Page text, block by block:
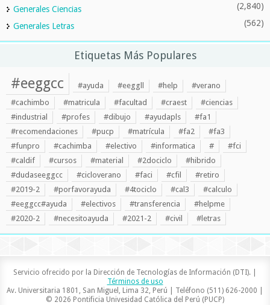
Generales Ciencias (2,840)
Generales Letras (562)
Etiquetas Más Populares
#eeggcc #ayuda #eeggll #help
#verano
#cachimbo
#matricula #facultad #craest
#ciencias
#industrial
#profes #dibujo #ayudapls
#fa1
#recomendaciones
#pucp #matrícula #fa2
#fa3
#funpro
#cachimba #electivo #informatica #
#fci
#caldif
#cursos #material #2dociclo
#hibrido
#dudaseeggcc
#cicloverano #faci #cfil
#retiro
#2019-2
#porfavorayuda #4tociclo #cal3
#calculo
#eeggcc#ayuda
#electivos #transferencia
#helpme
#2020-2
#necesitoayuda #2021-2 #civil #letras
Servicio ofrecido por la Dirección de Tecnologías de Información (DTI). |
Términos de uso
Av. Universitaria 1801, San Miguel, Lima 32, Perú | Teléfono (511) 626-2000 |
© 2026 Pontificia Univesidad Católica del Perú (PUCP)